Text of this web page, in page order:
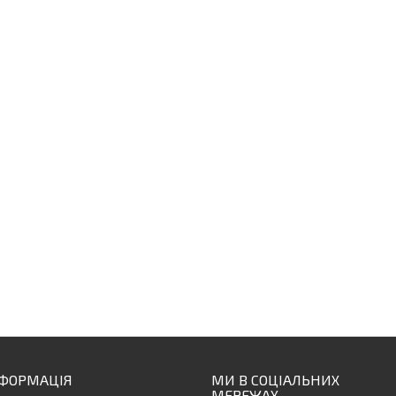
МИ В СОЦІАЛЬНИХ